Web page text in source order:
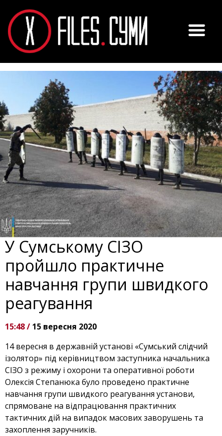
У Сумському СІЗО
пройшло практичне
навчання групи швидкого
реагування
15:48 / 15 вересня 2020
14 вересня в державній установі «Сумський слідчий
ізолятор» під керівництвом заступника начальника
СІЗО з режиму і охорони та оперативної роботи
Олексія Степанюка було проведено практичне
навчання групи швидкого реагування установи,
спрямоване на відпрацювання практичних
тактичних дій на випадок масових заворушень та
захоплення заручників.